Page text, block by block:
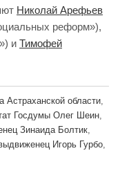
Николай Арефьев
реформ»),
и Тимофей
Астраханской области,
Госдумы Олег Шеин,
Зинаида Болтик,
Игорь Гурбо,